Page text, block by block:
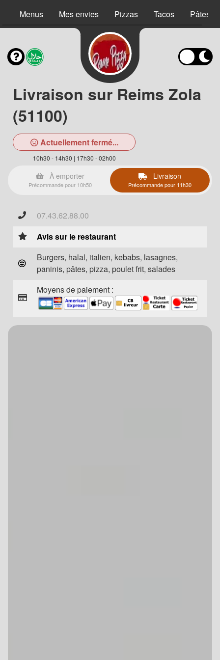
Menus Mes envies Pizzas Tacos Pâtes
Livraison sur Reims Zola
(51100)
Actuellement fermé...
10h30 - 14h30 | 17h30 - 02h00
À emporter
Précommande pour 10h50
Livraison
Précommande pour 11h30
07.43.62.88.00
Avis sur le restaurant
Burgers, halal, italien, kebabs, lasagnes,
paninis, pâtes, pizza, poulet frit, salades
Moyens de paiement :